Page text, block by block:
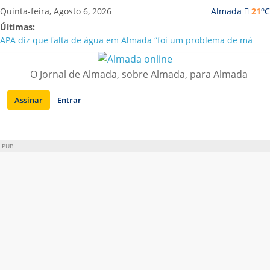
Saltar
para
conteúdo
Almada 21oC
Quinta-feira, Agosto 6, 2026
Últimas:
APA diz que falta de água em Almada “foi um problema de má
Laranjeiro | Cultura pop asiática invade a Casa Amarela
Ponte 25 de Abril celebra 60 anos com programa cultural entre
Lisboa e Almada
Situação de alerta em Almada renovada até final de Agosto
O Jornal de Almada, sobre Almada, para Almada
Assinar Entrar
PUB